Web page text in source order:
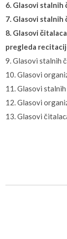
6. Glasovi stalnih
7. Glasovi stalnih
8. Glasovi
pregleda
9. Glasovi stalnih
10. Glasovi
11. Glasovi
12. Glasovi
13. Glasovi